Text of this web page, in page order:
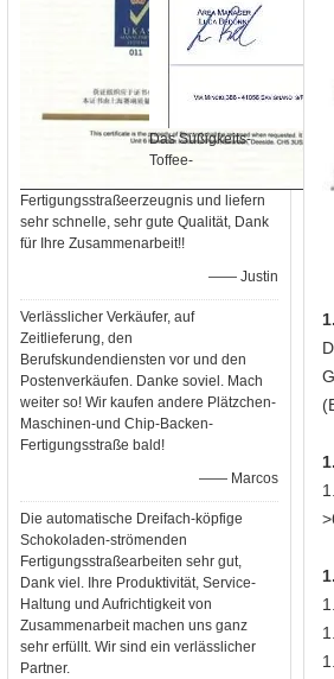
Das Süßigkeits-
Toffee-
Fertigungsstraßeerzeugnis und liefern
sehr schnelle, sehr gute Qualität, Dank
für Ihre Zusammenarbeit!!
—— Justin
Verlässlicher Verkäufer, auf
Zeitlieferung, den
Berufskundendiensten vor und den
Postenverkäufen. Danke soviel. Mach
weiter so! Wir kaufen andere Plätzchen-
Maschinen-und Chip-Backen-
Fertigungsstraße bald!
—— Marcos
Die automatische Dreifach-köpfige
Schokoladen-strömenden
Fertigungsstraßearbeiten sehr gut,
Dank viel. Ihre Produktivität, Service-
Haltung und Aufrichtigkeit von
Zusammenarbeit machen uns ganz
sehr erfüllt. Wir sind ein verlässlicher
Partner.